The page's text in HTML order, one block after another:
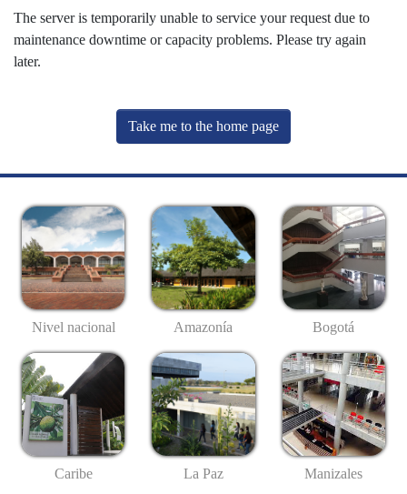
The server is temporarily unable to service your request due to
maintenance downtime or capacity problems. Please try again
later.
Take me to the home page
Nivel nacional Amazonía Bogotá
Caribe La Paz Manizales